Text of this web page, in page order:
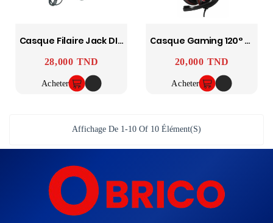
Casque Filaire Jack DIVER
Prix
28,000 TND
Acheter
Casque Gaming 120° Rotating Microphone Noir & Rouge
Prix
20,000 TND
Acheter
Affichage De 1-10 Of 10 Élément(s)